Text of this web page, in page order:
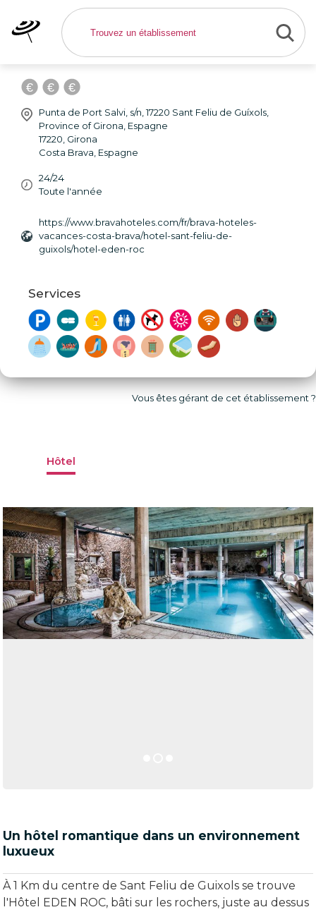
Eden Roc Hotel - Hôtel
Girona
Punta de Port Salvi, s/n, 17220 Sant Feliu de Guíxols,
Province of Girona, Espagne
17220 Girona
Costa Brava Espagne
24/24
Toute l'année
https://www.bravahoteles.com/fr/brava-hoteles-
vacances-costa-brava/hotel-sant-feliu-de-
guixols/hotel-eden-roc
Services
Vous êtes gérant de cet établissement ?
Hôtel
Un hôtel romantique dans un environnement
luxueux
À 1 Km du centre de Sant Feliu de Guixols se trouve
l'Hôtel EDEN ROC, bâti sur les rochers, juste au dessus